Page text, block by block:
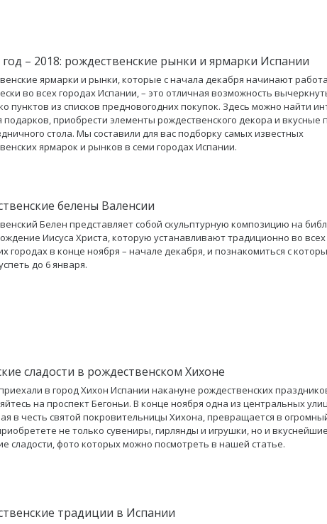
– 2018: рождественские рынки и ярмарки Испании
ярмарки и рынки, которые с начала декабря начинают
во всех городах Испании, – это отличная возможность
пунктов из списков предновогодних покупок. Здесь можно найти
подарков, приобрести элементы рождественского декора и вкусные
стола. Мы составили для вас подборку самых известных
ярмарок и рынков в семи городах Испании.
белены Валенсии
Белен представляет собой скульптурную композицию на
Иисуса Христа, которую устанавливают традиционно во всех
городах в конце ноября – начале декабря, и познакомиться с
до 6 января.
сладости в рождественском Хихоне
в город Хихон Испании накануне рождественских
на проспект Бегоньи. В конце ноября одна из центральных
в честь святой покровительницы Хихона, превращается в
не только сувениры, гирлянды и игрушки, но и вкуснейшие
сладости, фото которых можно посмотреть в нашей статье.
традиции в Испании